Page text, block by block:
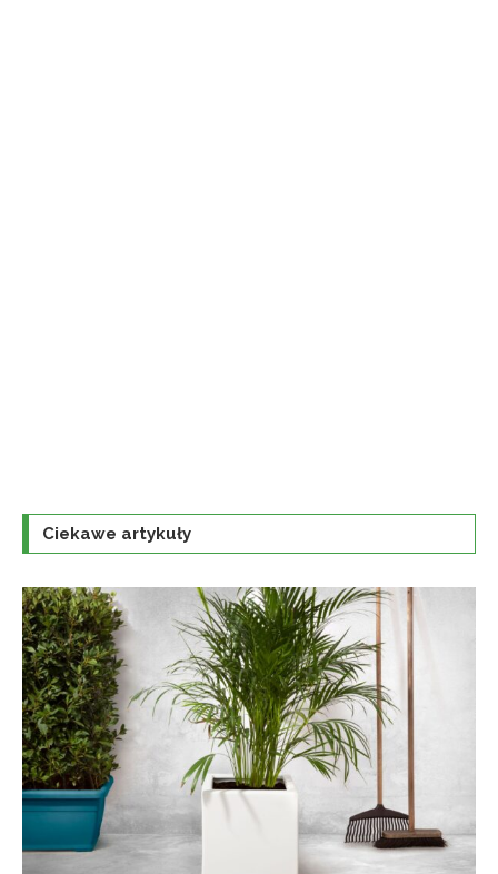
Ciekawe artykuły